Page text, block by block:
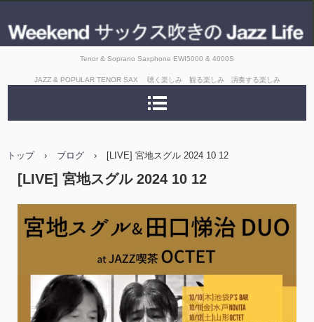
Tenor & Soprano Saxphone EWI5000 & 4000S
JAZZ & POPULAR TENOR SAX 聴く楽しみ 観る楽しみ 演奏する楽しみ
トップ › ブログ › [LIVE] 宮地スグル 2024 10 12
[LIVE] 宮地スグル 2024 10 12